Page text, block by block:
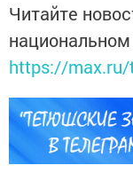
Читайте
https://